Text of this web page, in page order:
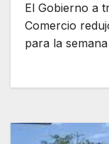
El Gobierno a
Comercio
para la